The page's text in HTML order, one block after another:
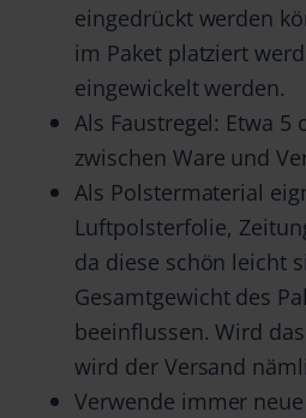
eingedrückt werden
im Paket platziert
eingewickelt werden.
Als Faustregel: Etwa
zwischen Ware und
Als Polstermaterial
Luftpolsterfolie,
da diese schön leicht
Gesamtgewicht des
beeinflussen. Wird
wird der Versand
Verwende immer